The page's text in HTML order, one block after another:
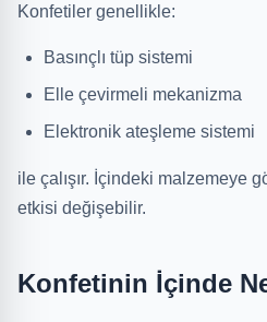
Konfetiler genellikle:
Basınçlı tüp sistemi
Elle çevirmeli mekanizma
Elektronik ateşleme sistemi
ile çalışır. İçindeki malzemeye
etkisi değişebilir.
Konfetinin İçinde